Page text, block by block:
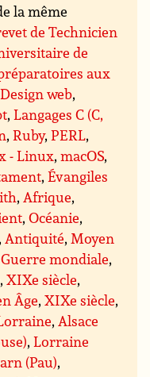
la même
de Technicien
de
aux
Design web,
,Langages C (C,
,Ruby,PERL,
- Linux,macOS,
,Évangiles
, Afrique,
,Océanie,
, Antiquité, Moyen
mondiale,
,XIXe siècle,
Âge,XIXe siècle,
, Alsace
,Lorraine
(Pau),